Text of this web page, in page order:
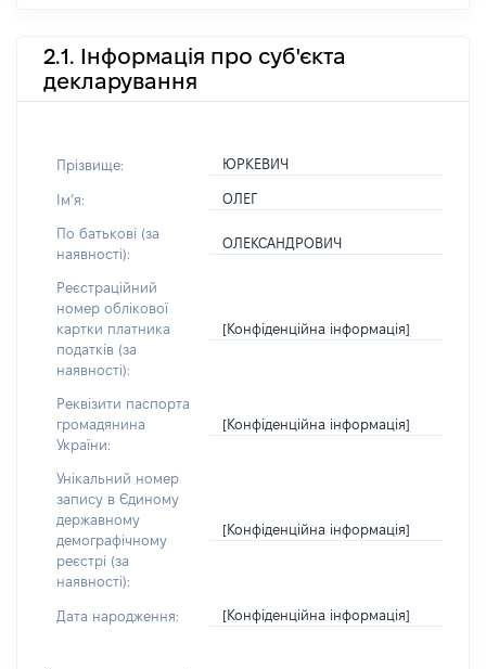
2.1. Інформація про суб'єкта
декларування
Прізвище: ЮРКЕВИЧ
Імʼя: ОЛЕГ
По батькові (за
наявності):
ОЛЕКСАНДРОВИЧ
Реєстраційний
номер облікової
картки платника
податків (за
наявності):
[Конфіденційна інформація]
Реквізити паспорта
громадянина
України:
[Конфіденційна інформація]
Унікальний номер
запису в Єдиному
державному
демографічному
реєстрі (за
наявності):
[Конфіденційна інформація]
Дата народження: [Конфіденційна інформація]